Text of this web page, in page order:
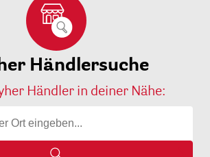
Händlersuche
Händler in deiner Nähe: